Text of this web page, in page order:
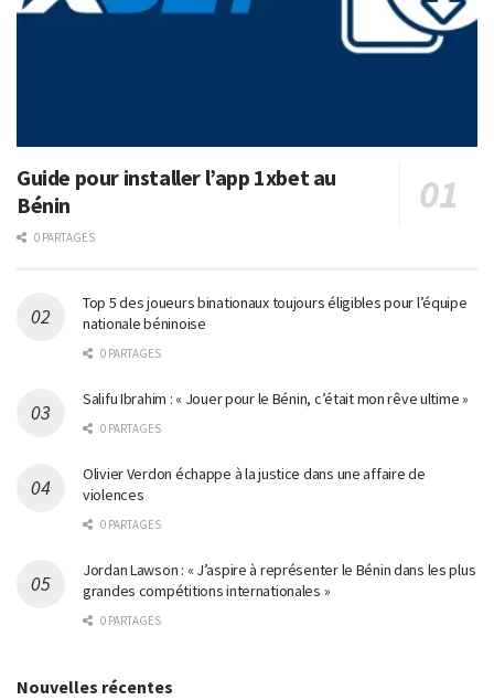
Guide pour installer l’app 1xbet au
Bénin
0 PARTAGES
Top 5 des joueurs binationaux toujours éligibles pour l’équipe
nationale béninoise
0 PARTAGES
Salifu Ibrahim : « Jouer pour le Bénin, c’était mon rêve ultime »
0 PARTAGES
Olivier Verdon échappe à la justice dans une affaire de
violences
0 PARTAGES
Jordan Lawson : « J’aspire à représenter le Bénin dans les plus
grandes compétitions internationales »
0 PARTAGES
Nouvelles récentes